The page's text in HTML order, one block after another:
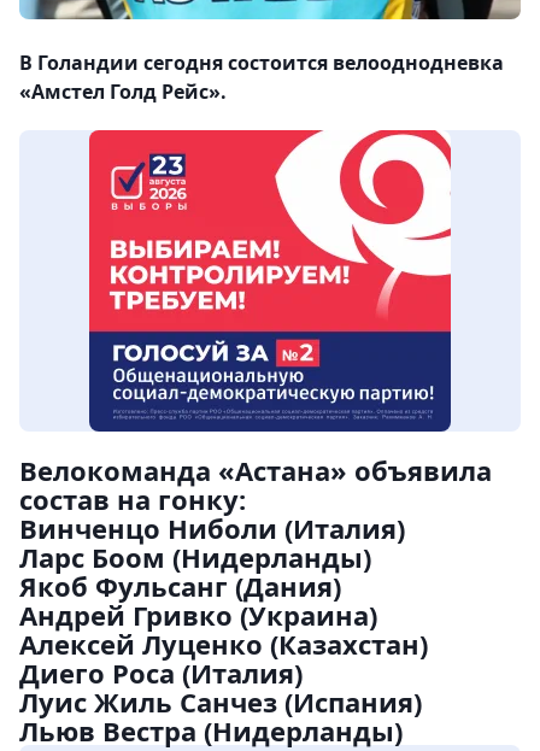
В Голандии сегодня состоится велооднодневка
«Амстел Голд Рейс».
Велокоманда «Астана» объявила
состав на гонку:
Винченцо Ниболи (Италия)
Ларс Боом (Нидерланды)
Якоб Фульсанг (Дания)
Андрей Гривко (Украина)
Алексей Луценко (Казахстан)
Диего Роса (Италия)
Луис Жиль Санчез (Испания)
Льюв Вестра (Нидерланды)